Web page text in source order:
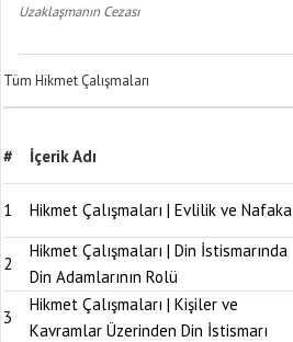
Uzaklaşmanın Cezası
Tüm Hikmet Çalışmaları
# İçerik Adı
1 Hikmet Çalışmaları | Evlilik ve Nafaka
2
Hikmet Çalışmaları | Din İstismarında
Din Adamlarının Rolü
3
Hikmet Çalışmaları | Kişiler ve
Kavramlar Üzerinden Din İstismarı